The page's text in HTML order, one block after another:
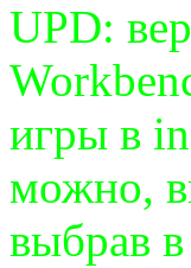
UPD:
игры в
можно,
выбрав